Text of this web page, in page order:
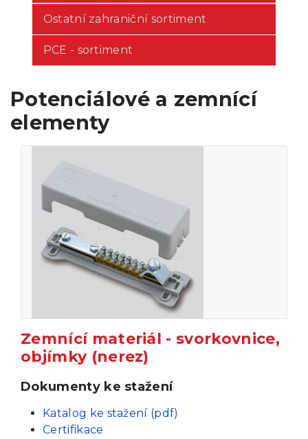
Ostatní zahraniční sortiment
PCE - sortiment
Potenciálové a zemnící
elementy
Zemnící materiál - svorkovnice,
objímky (nerez)
Dokumenty ke stažení
Katalog ke stažení (pdf)
Certifikace